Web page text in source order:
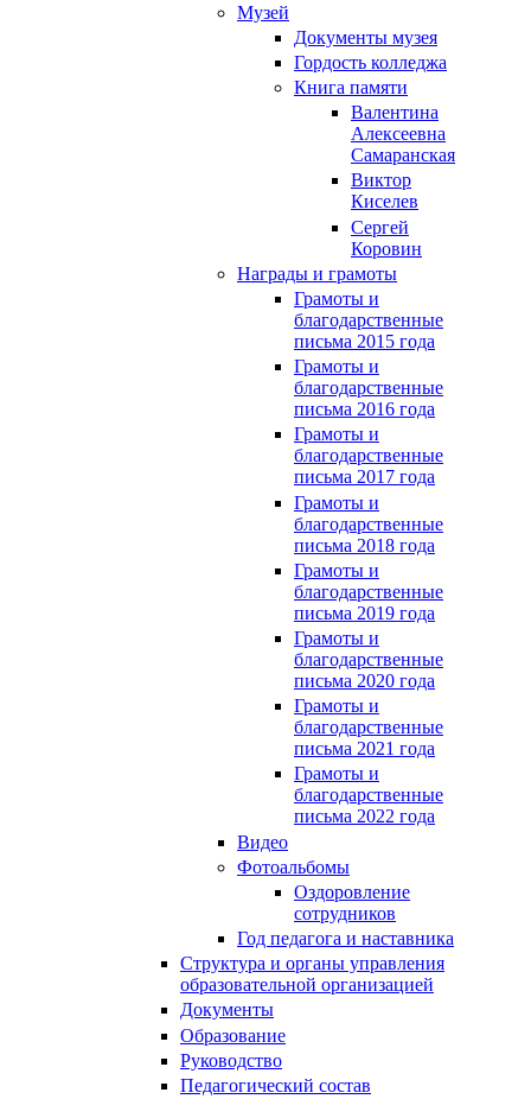
Музей
Документы музея
Гордость колледжа
Книга памяти
Валентина
Алексеевна
Самаранская
Виктор
Киселев
Сергей
Коровин
Награды и грамоты
Грамоты и
благодарственные
письма 2015 года
Грамоты и
благодарственные
письма 2016 года
Грамоты и
благодарственные
письма 2017 года
Грамоты и
благодарственные
письма 2018 года
Грамоты и
благодарственные
письма 2019 года
Грамоты и
благодарственные
письма 2020 года
Грамоты и
благодарственные
письма 2021 года
Грамоты и
благодарственные
письма 2022 года
Видео
Фотоальбомы
Оздоровление
сотрудников
Год педагога и наставника
Структура и органы управления
образовательной организацией
Документы
Образование
Руководство
Педагогический состав